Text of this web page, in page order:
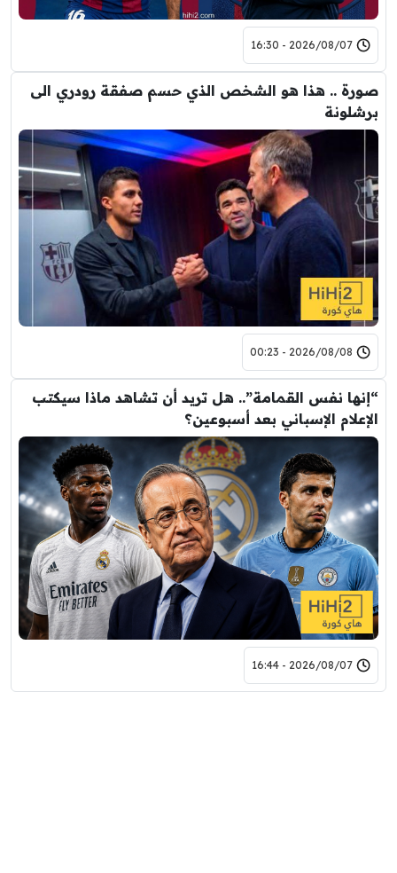
2026/08/07 - 16:30
صورة .. هذا هو الشخص الذي حسم صفقة رودري الى
برشلونة
2026/08/08 - 00:23
“إنها نفس القمامة”.. هل تريد أن تشاهد ماذا سيكتب
الإعلام الإسباني بعد أسبوعين؟
2026/08/07 - 16:44